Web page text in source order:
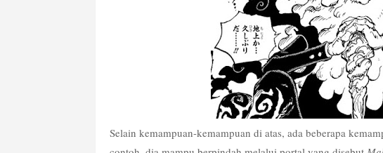
Selain kemampuan-kemampuan di atas, ada beberapa